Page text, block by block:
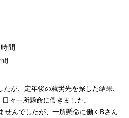
間
が、定年後の就労先を探した結果、
々一所懸命に働きました。
せんでしたが、一所懸命に働くBさん